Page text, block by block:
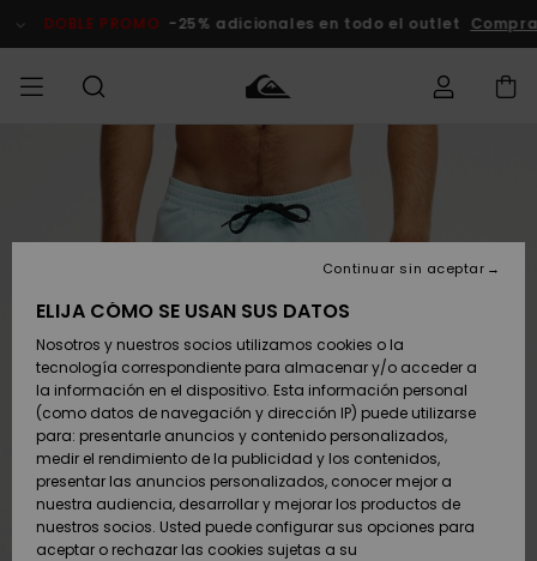
del
DOBLE PROMO -25% adicionales en todo el outlet Comprar
Zapatos y
chanclas
Surf
Snow
Zapatos y
chanclas
Surf
Snow
Destacados
Snow
SURF
Hombre
Highlights
Comunidad
SNOW
Snow
Hombre
Snow Niños
Tienda
Snow Mujer
Destacados
DOBLE
PROMO
Hombre
Outlet
Mujer
Envio
Devoluciones
Pago
Tarjeta de
regalo
Quiksilver
Freedom
ELIJA CÓMO SE USAN SUS DATOS
Nosotros y nuestros socios utilizamos cookies o la
tecnología correspondiente para almacenar y/o acceder a
la información en el dispositivo. Esta información personal
(como datos de navegación y dirección IP) puede utilizarse
para: presentarle anuncios y contenido personalizados,
medir el rendimiento de la publicidad y los contenidos,
presentar las anuncios personalizados, conocer mejor a
nuestra audiencia, desarrollar y mejorar los productos de
nuestros socios. Usted puede configurar sus opciones para
aceptar o rechazar las cookies sujetas a su
Continuar sin aceptar